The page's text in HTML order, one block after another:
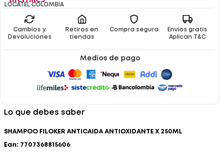
LOCATEL COLOMBIA
Cambios y
Devoluciones
Retiros en
tiendas
Compra segura
Envíos gratis
Aplican T&C
Medios de pago
Lo que debes saber
SHAMPOO FILOKER ANTICAIDA ANTIOXIDANTE X 250ML
Ean: 7707368815606